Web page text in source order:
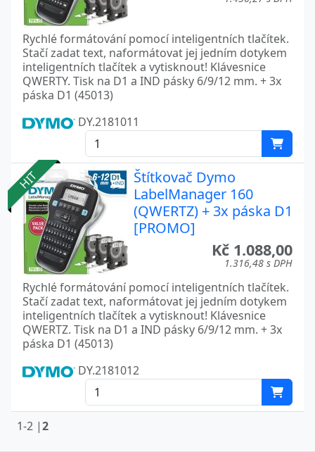
Rychlé formátování pomocí inteligentních tlačítek.
Stačí zadat text, naformátovat jej jedním dotykem
inteligentních tlačítek a vytisknout! Klávesnice
QWERTY. Tisk na D1 a IND pásky 6/9/12 mm. + 3x
páska D1 (45013)
DY.2181011
HIT
Štítkovač Dymo
LabelManager 160
(QWERTZ) + 3x páska D1
[PROMO]
Kč 1.088,00
1.316,48 s DPH
Rychlé formátování pomocí inteligentních tlačítek.
Stačí zadat text, naformátovat jej jedním dotykem
inteligentních tlačítek a vytisknout! Klávesnice
QWERTZ. Tisk na D1 a IND pásky 6/9/12 mm. + 3x
páska D1 (45013)
DY.2181012
1-2 |2